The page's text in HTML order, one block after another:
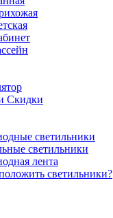
Скидки
светильники
светильники
лента
светильники?